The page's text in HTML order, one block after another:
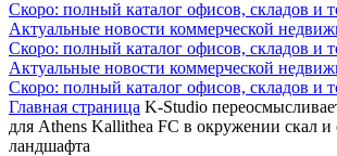
Скоро: полный каталог офисов, складов и
Актуальные новости коммерческой
Скоро: полный каталог офисов, складов и
Актуальные новости коммерческой
Скоро: полный каталог офисов, складов и
Главная страница K-Studio
для Athens Kallithea FC в окружении скал и
ландшафта